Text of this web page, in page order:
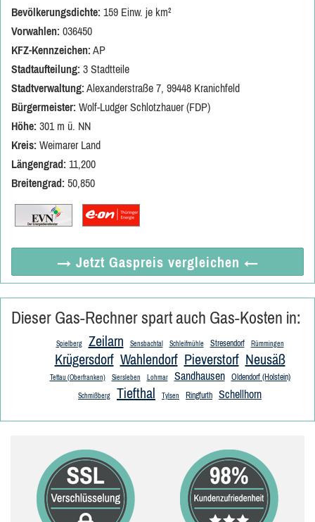
Bevölkerungsdichte: 159 Einw. je km²
Vorwahlen: 036450
KFZ-Kennzeichen: AP
Stadtaufteilung: 3 Stadtteile
Stadtverwaltung: Alexanderstraße 7, 99448 Kranichfeld
Bürgermeister: Wolf-Ludger Schlotzhauer (FDP)
Höhe: 301 m ü. NN
Kreis: Weimarer Land
Längengrad: 11,200
Breitengrad: 50,850
→ Jetzt Gaspreis vergleichen ←
Dieser Gas-Rechner spart auch Gas-Kosten in:
Spielberg Zeilarn Sensbachtal Schleifmühle Stresendorf Rümmingen
Krügersdorf Wahlendorf Pieverstorf Neusäß
Tettau (Oberfranken) Siersleben Lohmar Sandhausen Oldendorf (Holstein)
Schmißberg Tiefthal Tylsen Ringfurth Schellhorn